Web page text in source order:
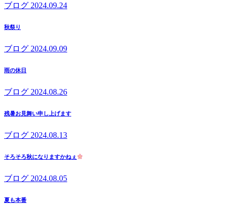
ブログ 2024.09.24
秋祭り
ブログ 2024.09.09
雨の休日
ブログ 2024.08.26
残暑お見舞い申し上げます
ブログ 2024.08.13
そろそろ秋になりますかねぇ
ブログ 2024.08.05
夏も本番